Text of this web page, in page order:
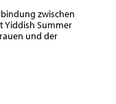
zwischen
Yiddish Summer
und der